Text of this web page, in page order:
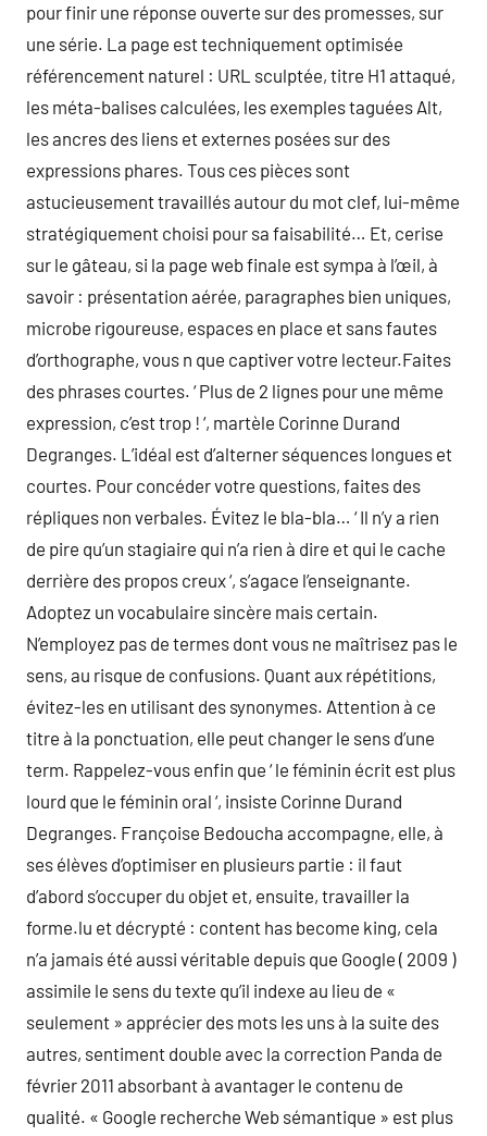
pour finir une réponse ouverte sur des promesses, sur
une série. La page est techniquement optimisée
référencement naturel : URL sculptée, titre H1 attaqué,
les méta-balises calculées, les exemples taguées Alt,
les ancres des liens et externes posées sur des
expressions phares. Tous ces pièces sont
astucieusement travaillés autour du mot clef, lui-même
stratégiquement choisi pour sa faisabilité… Et, cerise
sur le gâteau, si la page web finale est sympa à l’œil, à
savoir : présentation aérée, paragraphes bien uniques,
microbe rigoureuse, espaces en place et sans fautes
d’orthographe, vous n que captiver votre lecteur.Faites
des phrases courtes. ‘ Plus de 2 lignes pour une même
expression, c’est trop ! ‘, martèle Corinne Durand
Degranges. L’idéal est d’alterner séquences longues et
courtes. Pour concéder votre questions, faites des
répliques non verbales. Évitez le bla-bla… ‘ Il n’y a rien
de pire qu’un stagiaire qui n’a rien à dire et qui le cache
derrière des propos creux ‘, s’agace l’enseignante.
Adoptez un vocabulaire sincère mais certain.
N’employez pas de termes dont vous ne maîtrisez pas le
sens, au risque de confusions. Quant aux répétitions,
évitez-les en utilisant des synonymes. Attention à ce
titre à la ponctuation, elle peut changer le sens d’une
term. Rappelez-vous enfin que ‘ le féminin écrit est plus
lourd que le féminin oral ‘, insiste Corinne Durand
Degranges. Françoise Bedoucha accompagne, elle, à
ses élèves d’optimiser en plusieurs partie : il faut
d’abord s’occuper du objet et, ensuite, travailler la
forme.lu et décrypté : content has become king, cela
n’a jamais été aussi véritable depuis que Google ( 2009 )
assimile le sens du texte qu’il indexe au lieu de «
seulement » apprécier des mots les uns à la suite des
autres, sentiment double avec la correction Panda de
février 2011 absorbant à avantager le contenu de
qualité. « Google recherche Web sémantique » est plus